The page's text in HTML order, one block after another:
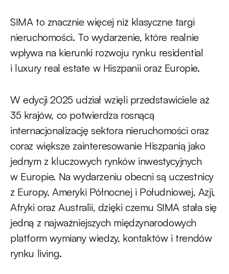
SIMA to znacznie więcej niż klasyczne targi
nieruchomości. To wydarzenie, które realnie
wpływa na kierunki rozwoju rynku residential
i luxury real estate w Hiszpanii oraz Europie.
W edycji 2025 udział wzięli przedstawiciele aż
35 krajów, co potwierdza rosnącą
internacjonalizację sektora nieruchomości oraz
coraz większe zainteresowanie Hiszpanią jako
jednym z kluczowych rynków inwestycyjnych
w Europie. Na wydarzeniu obecni są uczestnicy
z Europy, Ameryki Północnej i Południowej, Azji,
Afryki oraz Australii, dzięki czemu SIMA stała się
jedną z najważniejszych międzynarodowych
platform wymiany wiedzy, kontaktów i trendów
rynku living.